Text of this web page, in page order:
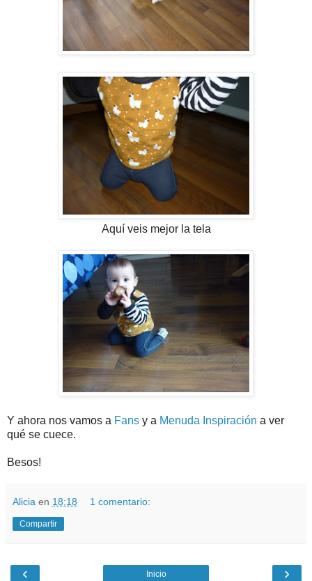
Aquí veis mejor la tela
Y ahora nos vamos a Fans y a Menuda Inspiración a ver
qué se cuece.
Besos!
Alicia en 18:18 1 comentario:
Compartir
‹ ›
Inicio